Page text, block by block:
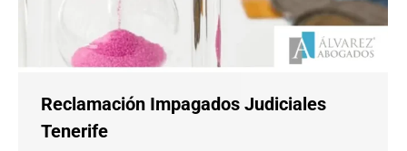
Reclamación Impagados Judiciales
Tenerife